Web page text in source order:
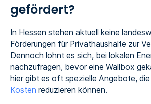
gefördert?
In Hessen stehen aktuell keine
Förderungen für Privathaushalte zur
Dennoch lohnt es sich, bei lokalen
nachzufragen, bevor eine Wallbox
hier gibt es oft spezielle Angebote, die
Kosten reduzieren können.